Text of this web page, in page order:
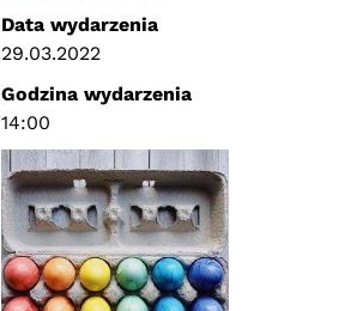
Data wydarzenia
29.03.2022
Godzina wydarzenia
14:00